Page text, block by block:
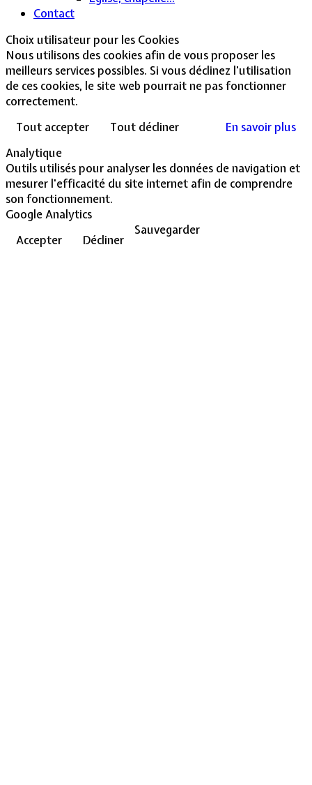
Contact
Choix utilisateur pour les Cookies
Nous utilisons des cookies afin de vous proposer les
meilleurs services possibles. Si vous déclinez l'utilisation
de ces cookies, le site web pourrait ne pas fonctionner
correctement.
Tout accepter
Tout décliner
En savoir plus
Analytique
Outils utilisés pour analyser les données de navigation et
mesurer l'efficacité du site internet afin de comprendre
son fonctionnement.
Google Analytics
Accepter
Décliner
Sauvegarder